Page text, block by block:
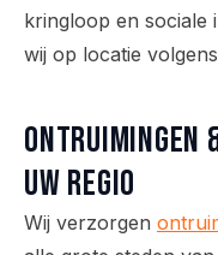
kringloop en sociale
wij op locatie
Ontruimingen
uw regio
Wij verzorgen